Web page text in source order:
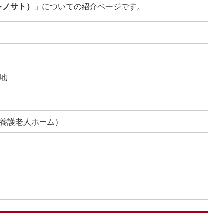
サト） 」についての紹介ページです。
護老人ホーム）